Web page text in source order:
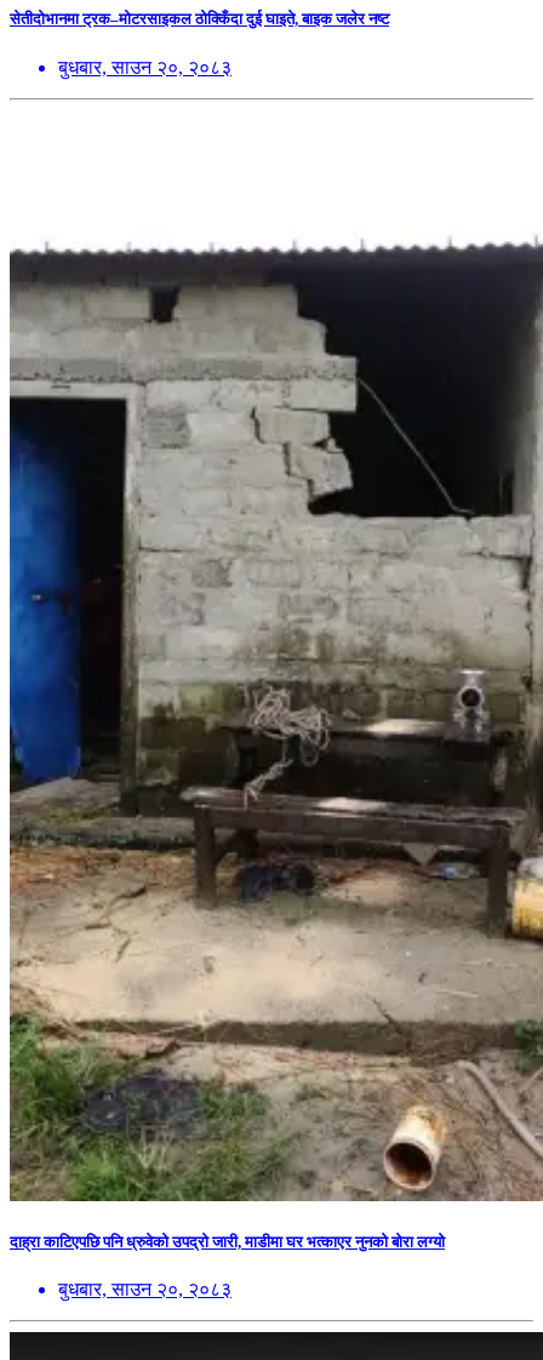
सेतीदोभानमा ट्रक–मोटरसाइकल ठोक्किँदा दुई घाइते, बाइक जलेर नष्ट
बुधबार, साउन २०, २०८३
दाह्रा काटिएपछि पनि ध्रुवेको उपद्रो जारी, माडीमा घर भत्काएर नुनको बोरा लग्यो
बुधबार, साउन २०, २०८३